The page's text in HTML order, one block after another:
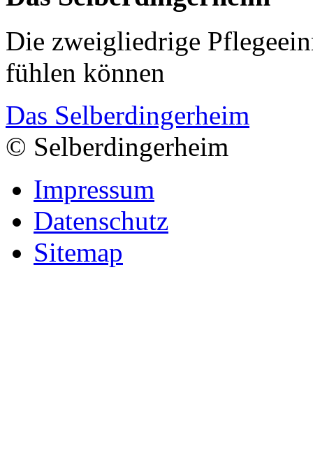
Die zweigliedrige
fühlen können
Das Selberdingerheim
© Selberdingerheim
Impressum
Datenschutz
Sitemap